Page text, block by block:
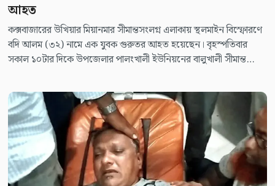
আহত
কক্সবাজারের উখিয়ার মিয়ানমার সীমান্তসংলগ্ন এলাকায় স্থলমাইন বিস্ফোরণে
বদি আলম (৩২) নামে এক যুবক গুরুতর আহত হয়েছেন। বৃহস্পতিবার
সকাল ১০টার দিকে উপজেলার পালংখালী ইউনিয়নের বালুখালী সীমান্ত
সোনা মিয়ার ছেলে।